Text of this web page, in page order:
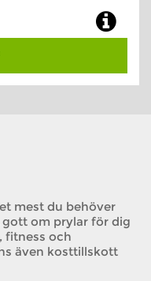
mest du behöver
om prylar för dig
fitness och
även kosttillskott